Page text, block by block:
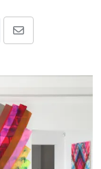
Share
Email